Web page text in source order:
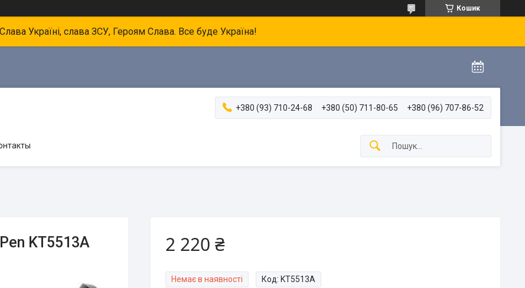
Кошик
Слава Україні, слава ЗСУ, Героям Слава. Все буде Україна!
+380 (93) 710-24-68 +380 (50) 711-80-65 +380 (96) 707-86-52
KT5513A 2 220 ₴
Немає в наявності Код: KT5513A